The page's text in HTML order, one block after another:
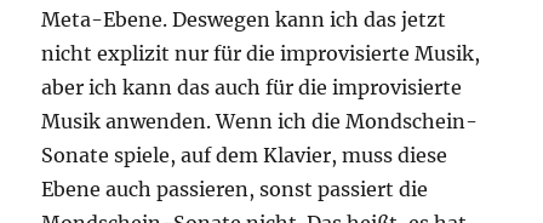
Meta-Ebene. Deswegen kann ich das jetzt
nicht explizit nur für die improvisierte Musik,
aber ich kann das auch für die improvisierte
Musik anwenden. Wenn ich die Mondschein-
Sonate spiele, auf dem Klavier, muss diese
Ebene auch passieren, sonst passiert die